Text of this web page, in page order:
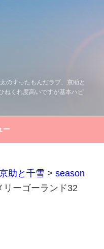
のすったもんだラブ、京助と
ねくれ度高いですが基本ハピ
ー
助と千雪 > season
リーゴーランド32